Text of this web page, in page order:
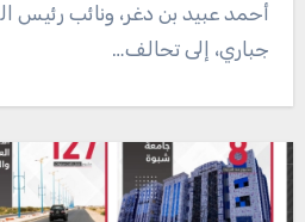
أحمد عبيد بن دغر، ونائب رئيس
جباري، إلى تحالف…